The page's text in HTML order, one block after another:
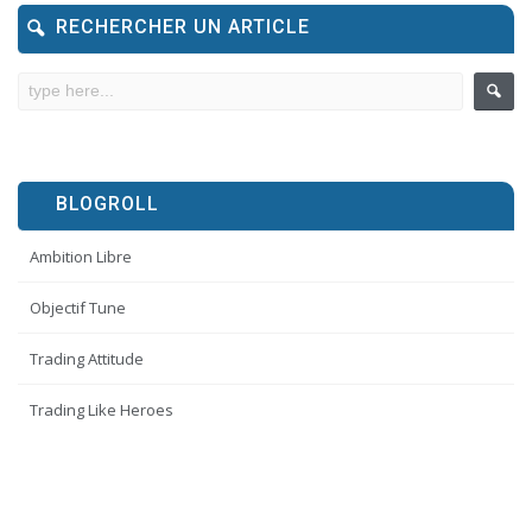
RECHERCHER UN ARTICLE
BLOGROLL
Ambition Libre
Objectif Tune
Trading Attitude
Trading Like Heroes